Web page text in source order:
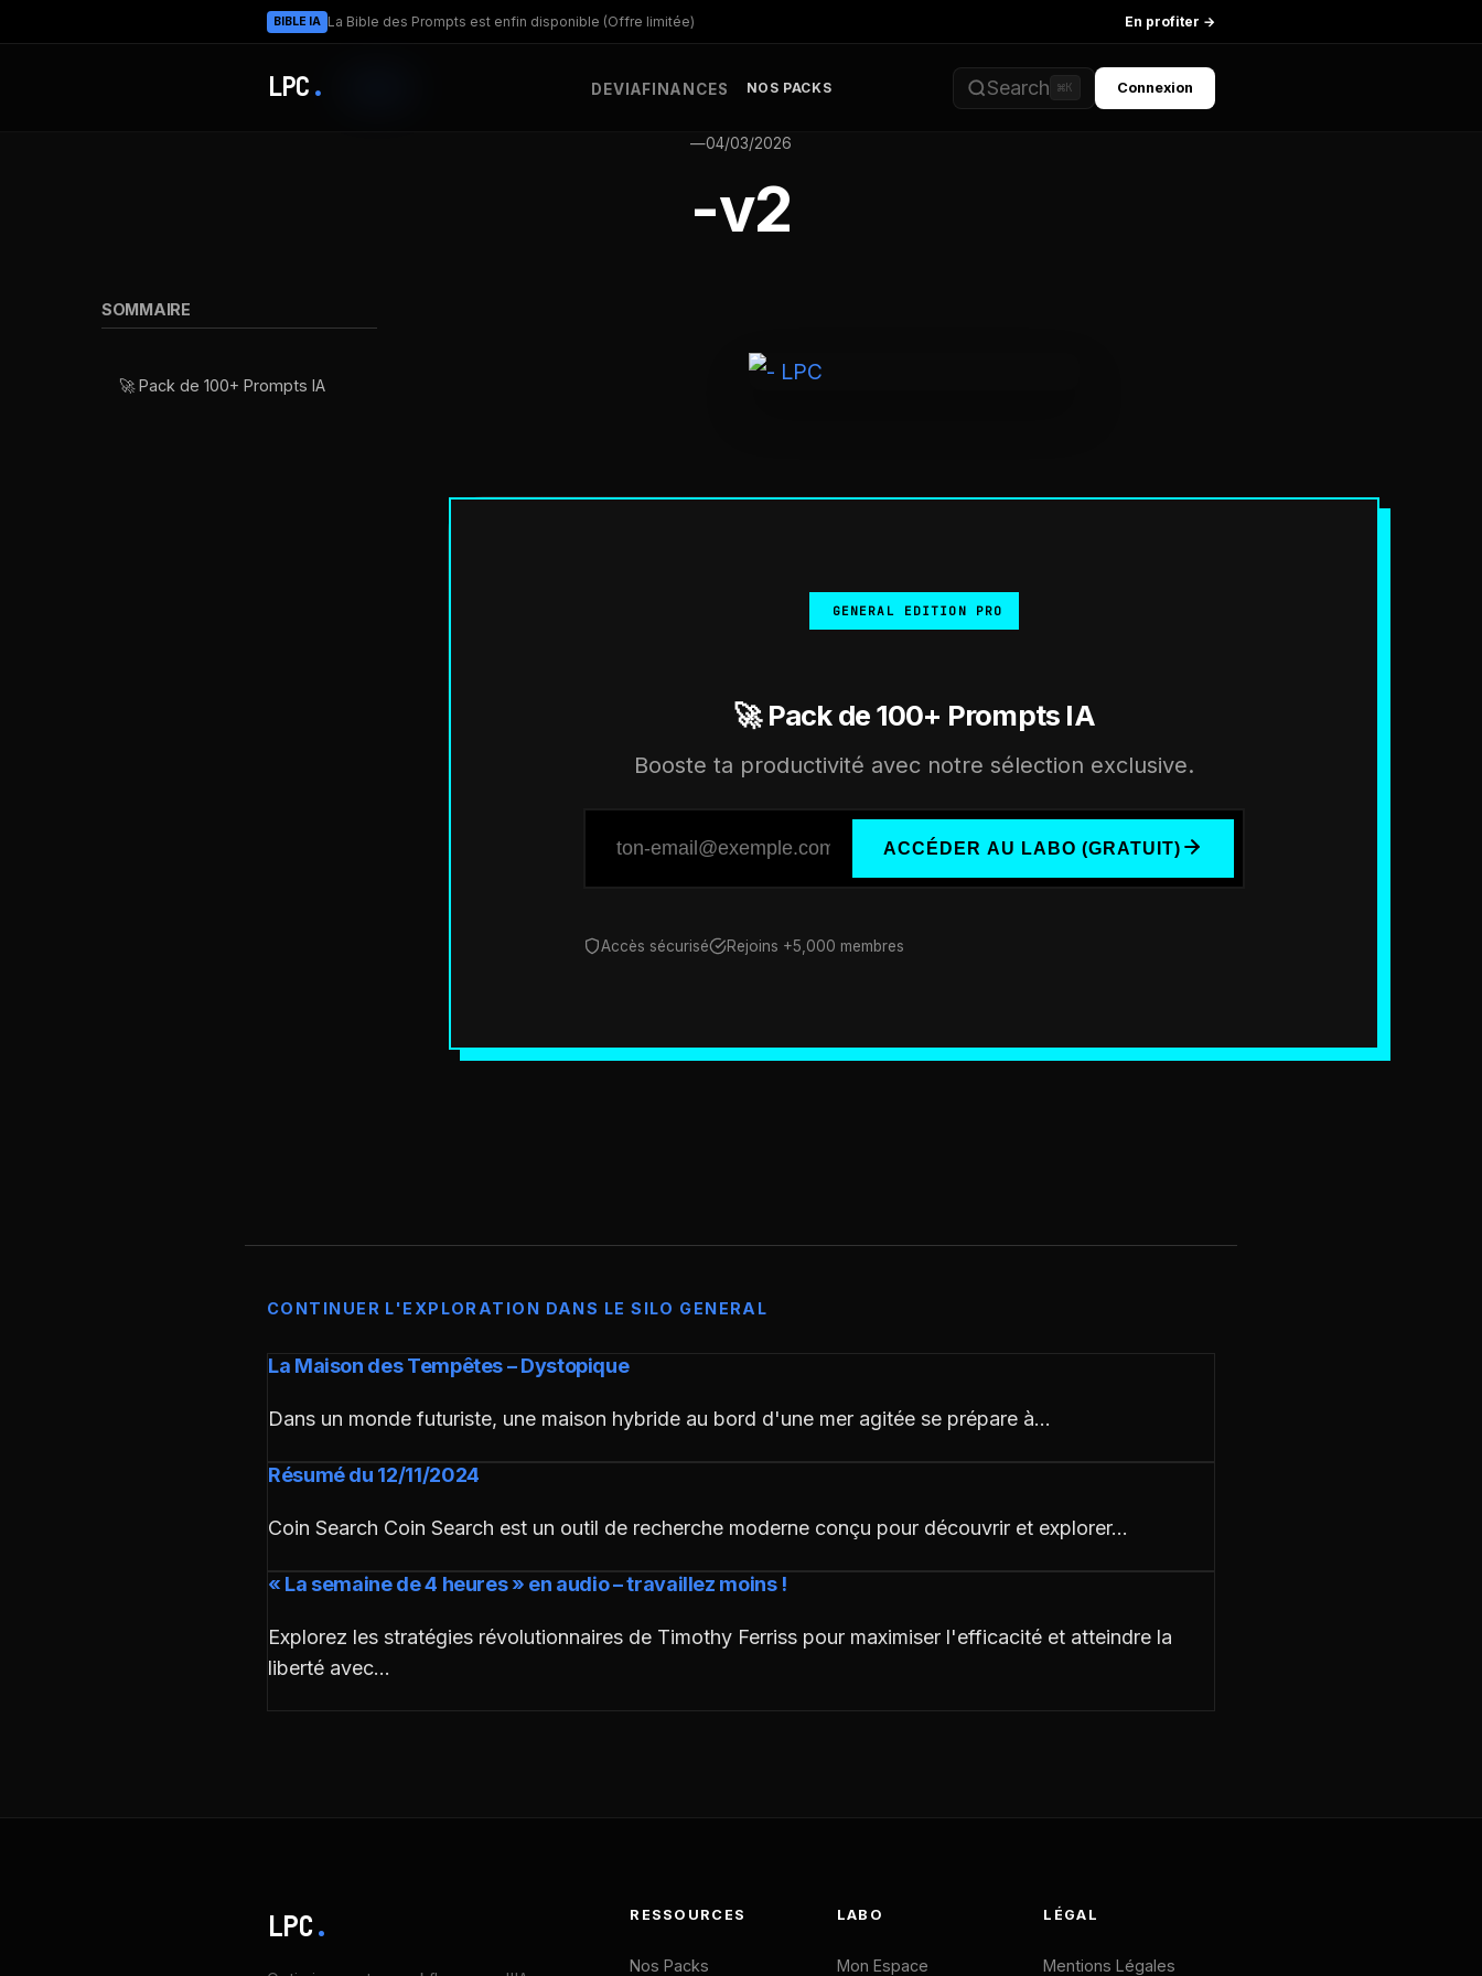
BIBLE IA La Bible des Prompts est enfin disponible (Offre limitée) En profiter →
LPC . DEVIAFINANCES NOS PACKS Search ⌘K Connexion
—04/03/2026
-v2
SOMMAIRE
🚀 Pack de 100+ Prompts IA
GENERAL EDITION PRO
🚀 Pack de 100+ Prompts IA
Booste ta productivité avec notre sélection exclusive.
ACCÉDER AU LABO (GRATUIT)
Accès sécurisé Rejoins +5,000 membres
CONTINUER L'EXPLORATION DANS LE SILO GENERAL
La Maison des Tempêtes – Dystopique
Dans un monde futuriste, une maison hybride au bord d'une mer agitée se prépare à…
Résumé du 12/11/2024
Coin Search Coin Search est un outil de recherche moderne conçu pour découvrir et explorer…
« La semaine de 4 heures » en audio – travaillez moins !
Explorez les stratégies révolutionnaires de Timothy Ferriss pour maximiser l'efficacité et atteindre la
liberté avec…
LPC. RESSOURCES
Nos Packs
LABO
Mon Espace
LÉGAL
Mentions Légales